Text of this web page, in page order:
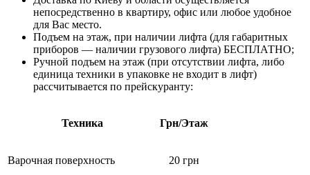
непосредственно в квартиру, офис или любое удобное
для Вас место.
Подъем на этаж, при наличии лифта (для габаритных
приборов — наличии грузового лифта) БЕСПЛАТНО;
Ручной подъем на этаж (при отсутствии лифта, либо
единица техники в упаковке не входит в лифт)
рассчитывается по прейскуранту:
Техника Грн/Этаж
Варочная поверхность 20 грн